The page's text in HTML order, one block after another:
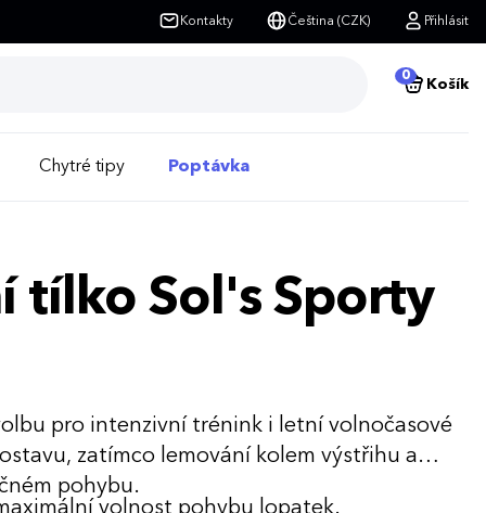
Kontakty Čeština (CZK) Přihlásit
0
Košík
Chytré tipy Poptávka
tílko Sol's Sporty
pro intenzivní trénink i letní volnočasové
zatímco lemování kolem výstřihu a
pohybu.
volnost pohybu lopatek.